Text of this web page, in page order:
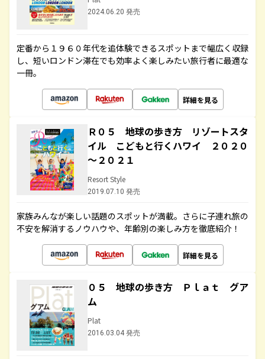
2024.06.20 発売
定番から１９６０年代を追体験できるスポットまで幅広く収録
し、短いロンドン滞在でも効率よく楽しみたい旅行者に最適な
一冊。
詳細を見る
Ｒ０５ 地球の歩き方 リゾートスタ
イル こどもと行くハワイ ２０２０
～２０２１
Resort Style
2019.07.10 発売
家族みんなが楽しい話題のスポットが満載。さらに子連れ旅の
不安を解消するノウハウや、年齢別の楽しみ方を徹底紹介！
詳細を見る
０５ 地球の歩き方 Ｐｌａｔ グア
ム
Plat
2016.03.04 発売